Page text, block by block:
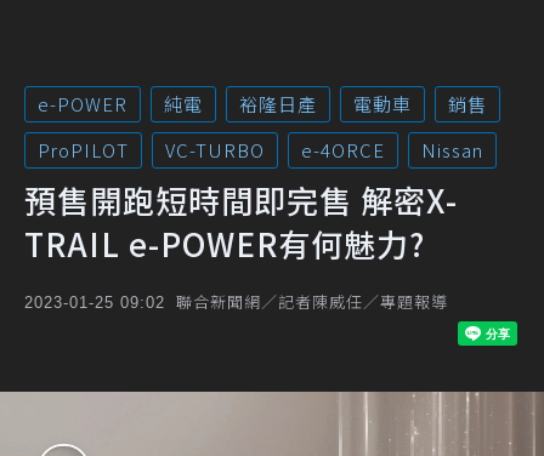
e-POWER 純電 裕隆日產 電動車
銷售
ProPILOT
VC-TURBO e-4ORCE Nissan
預售開跑短時間即完售 解密X-
TRAIL e-POWER有何魅力?
2023-01-25 09:02 聯合新聞網／記者陳威任／專題報導